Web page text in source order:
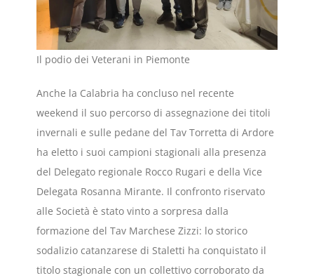
Il podio dei Veterani in Piemonte
Anche la Calabria ha concluso nel recente
weekend il suo percorso di assegnazione dei titoli
invernali e sulle pedane del Tav Torretta di Ardore
ha eletto i suoi campioni stagionali alla presenza
del Delegato regionale Rocco Rugari e della Vice
Delegata Rosanna Mirante. Il confronto riservato
alle Società è stato vinto a sorpresa dalla
formazione del Tav Marchese Zizzi: lo storico
sodalizio catanzarese di Staletti ha conquistato il
titolo stagionale con un collettivo corroborato da